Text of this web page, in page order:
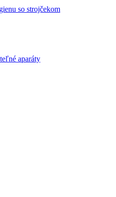
so strojčekom
aparáty